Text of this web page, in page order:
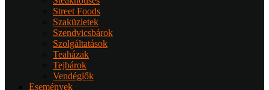
Street Foods
Szaküzletek
Szendvicsbárok
Szolgáltatások
Teaházak
Tejbárok
Vendéglők
Események